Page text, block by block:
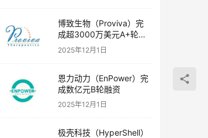
博致生物（Proviva）完
成超3000万美元A+轮融
资
2025年12月1日
恩力动力（EnPower）完
成数亿元B轮融资
2025年12月1日
极壳科技（HyperShell）